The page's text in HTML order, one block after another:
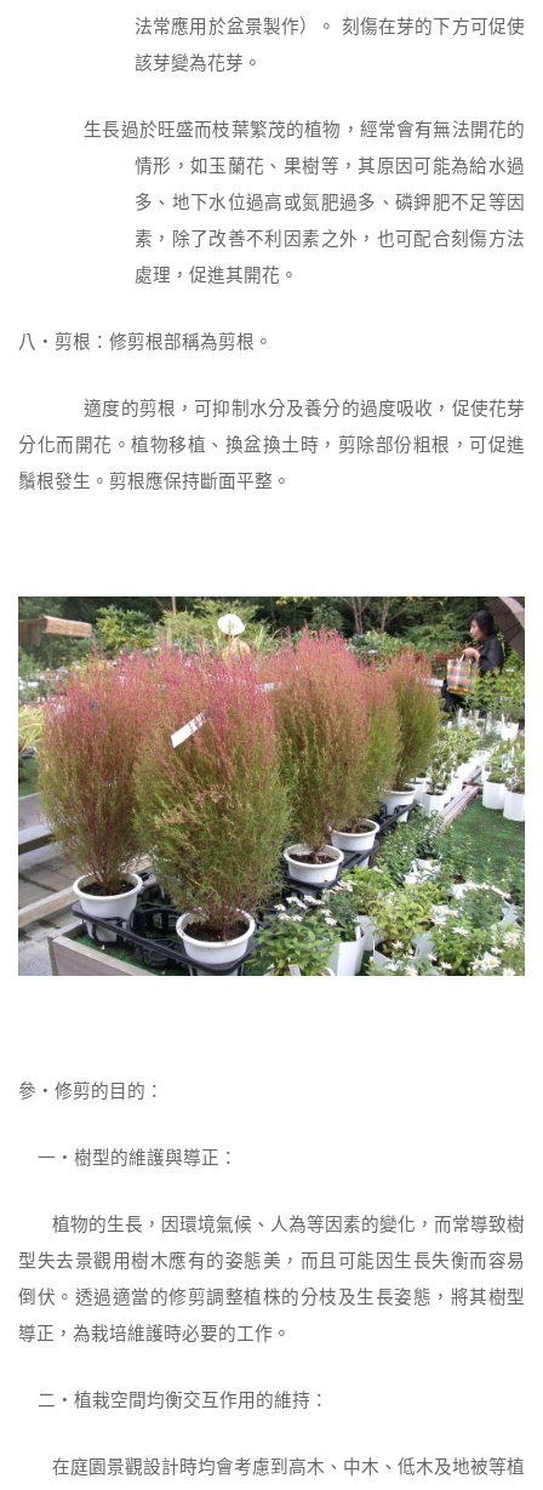
法常應用於盆景製作）。 刻傷在芽的下方可促使
該芽變為花芽。
生長過於旺盛而枝葉繁茂的植物，經常會有無法開花的
情形，如玉蘭花、果樹等，其原因可能為給水過
多、地下水位過高或氮肥過多、磷鉀肥不足等因
素，除了改善不利因素之外，也可配合刻傷方法
處理，促進其開花。
八‧剪根：修剪根部稱為剪根。
適度的剪根，可抑制水分及養分的過度吸收，促使花芽
分化而開花。 植物移植、換盆換土時，剪除部份粗根，可促進
鬚根發生。 剪根應保持斷面平整。
參‧修剪的目的：
一‧樹型的維護與導正：
植物的生長，因環境氣候、人為等因素的變化，而常導致樹
型失去景觀用樹木應有的姿態美，而且可能因生長失衡而容易
倒伏。透過適當的修剪調整植株的分枝及生長姿態，將其樹型
導正，為栽培維護時必要的工作。
二‧植栽空間均衡交互作用的維持：
在庭園景觀設計時均會考慮到高木、中木、低木及地被等植